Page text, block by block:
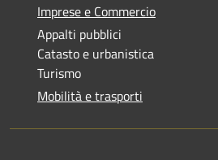
Imprese e Commercio
Appalti pubblici
Catasto e urbanistica
Turismo
Mobilità e trasporti